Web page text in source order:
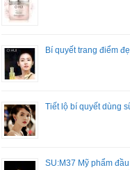
Bí quyết trang điểm
Tiết lộ bí quyết dùng
SU:M37 Mỹ phẩm